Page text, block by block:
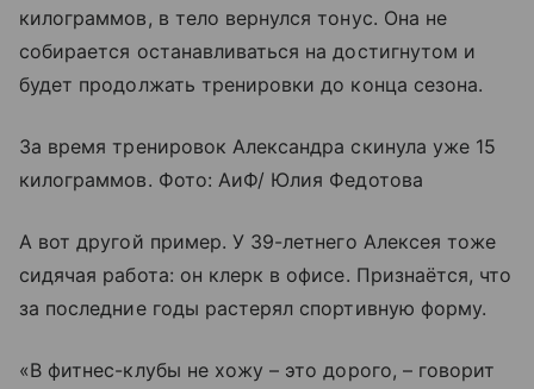
килограммов, в тело вернулся тонус. Она не
собирается останавливаться на достигнутом и
будет продолжать тренировки до конца сезона.
За время тренировок Александра скинула уже 15
килограммов. Фото: АиФ/ Юлия Федотова
А вот другой пример. У 39-летнего Алексея тоже
сидячая работа: он клерк в офисе. Признаётся, что
за последние годы растерял спортивную форму.
«В фитнес-клубы не хожу – это дорого, – говорит